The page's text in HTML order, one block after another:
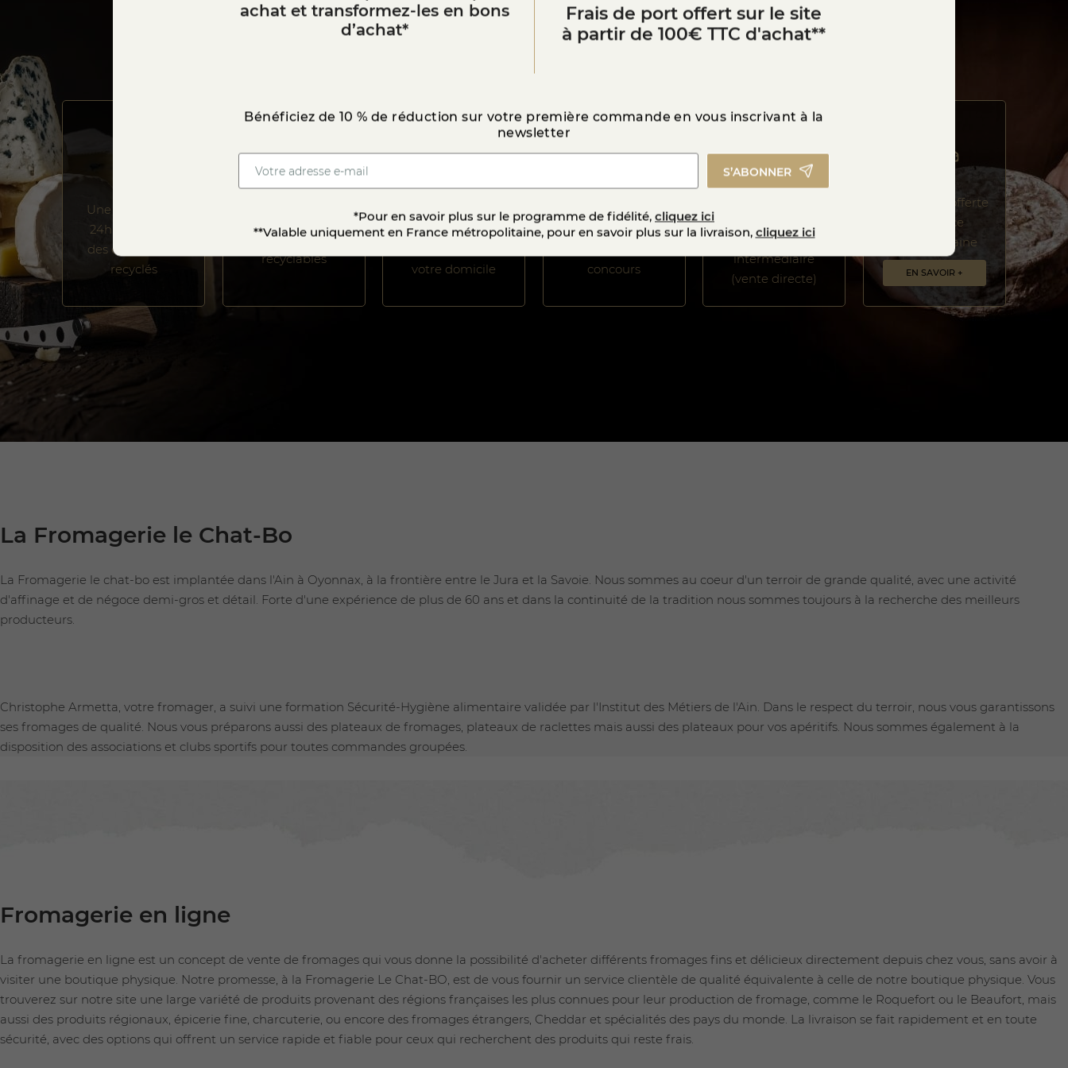
LE CHAT-BO
Nos Garanties
Une livraison en
24h - 48h dans
des emballages
recyclés
recyclés et
recyclables
Des produits
gardés au frais de
votre domicile
Des produits de
qualité dont
concours
sans
intermédiaire
(vente directe)
La livraison offerte
en France
Métropolitaine
EN SAVOIR +
La Fromagerie le Chat-Bo
La Fromagerie le chat-bo est implantée dans l'Ain à Oyonnax, à la frontière entre le Jura et la Savoie. Nous sommes au coeur d'un terroir de grande qualité, avec une activité
d'affinage et de négoce demi-gros et détail. Forte d'une expérience de plus de 60 ans et dans la continuité de la tradition nous sommes toujours à la recherche des meilleurs
producteurs.
Christophe Armetta, votre fromager, a suivi une formation Sécurité-Hygiène alimentaire validée par l'Institut des Métiers de l'Ain. Dans le respect du terroir, nous vous garantissons
ses fromages de qualité. Nous vous préparons aussi des plateaux de fromages, plateaux de raclettes mais aussi des plateaux pour vos apéritifs. Nous sommes également à la
disposition des associations et clubs sportifs pour toutes commandes groupées.
Fromagerie en ligne
La fromagerie en ligne est un concept de vente de fromages qui vous donne la possibilité d'acheter différents fromages fins et délicieux directement depuis chez vous, sans avoir à
visiter une boutique physique. Notre promesse, à la Fromagerie Le Chat-BO, est de vous fournir un service clientèle de qualité équivalente à celle de notre boutique physique. Vous
trouverez sur notre site une large variété de produits provenant des régions françaises les plus connues pour leur production de fromage, comme le Roquefort ou le Beaufort, mais
aussi des produits régionaux, épicerie fine, charcuterie, ou encore des fromages étrangers, Cheddar et spécialités des pays du monde. La livraison se fait rapidement et en toute
sécurité, avec des options qui offrent un service rapide et fiable pour ceux qui recherchent des produits qui reste frais.
achat et transformez-les en bons
d’achat*
Frais de port offert sur le site
à partir de 100€ TTC d'achat**
Bénéficiez de 10 % de réduction sur votre première commande en vous inscrivant à la
newsletter
S’ABONNER
*Pour en savoir plus sur le programme de fidélité, cliquez ici
**Valable uniquement en France métropolitaine, pour en savoir plus sur la livraison, cliquez ici